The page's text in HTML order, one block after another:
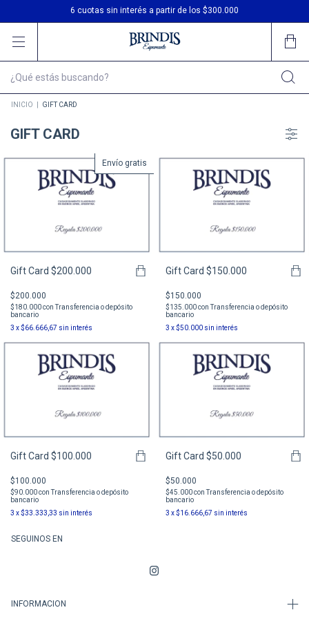
6 cuotas sin interés a partir de los $300.000
Envío gratis en compras desde $200.000
INICIO GIFT CARD
GIFT CARD
Envío gratis
Gift Card $200.000
$200.000
$180.000con
Transferencia o depósito
bancario
3 x$66.666,67 sin interés
Gift Card $150.000
$150.000
$135.000con
Transferencia o depósito
bancario
3 x$50.000 sin interés
Gift Card $100.000
$100.000
$90.000con Transferencia o depósito
bancario
3 x$33.333,33 sin interés
Gift Card $50.000
$50.000
$45.000con Transferencia o depósito
bancario
3 x$16.666,67 sin interés
SEGUINOS EN
INFORMACION